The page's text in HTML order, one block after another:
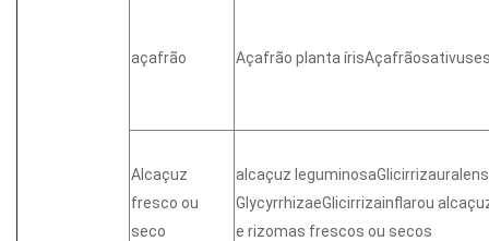
açafrão Açafrão planta
Alcaçuz
fresco ou
seco
alcaçuz
GlycyrrhizaeGlicirrizainflarou
e rizomas frescos ou secos